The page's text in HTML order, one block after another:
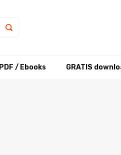
PDF / Ebooks GRATIS